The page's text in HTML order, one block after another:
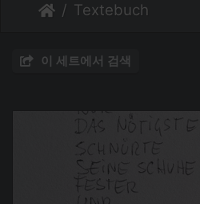
Textebuch
이 세트에서 검색